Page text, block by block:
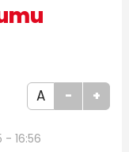
A - +
- 16:56